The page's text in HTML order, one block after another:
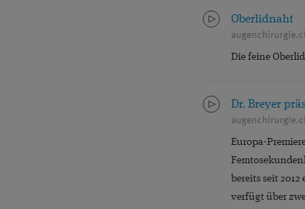
KONTAKTLINSEN
MAKULAZENTRUM
NANOLASER
QUALITÄT
Oberlidnaht
Die feine
Dr. Breyer
Europa-
bereits seit
verfügt über